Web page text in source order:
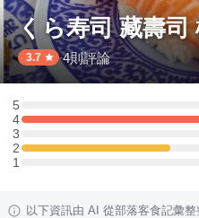
くら寿司 藏壽司
3.7 ·4則評論
5
5 星：0 則評論
4
4 星：2 則評論
3
3 星：0 則評論
2
2 星：1 則評論
11 星：0 則評論
以下資訊由 AI 從部落客食記彙整